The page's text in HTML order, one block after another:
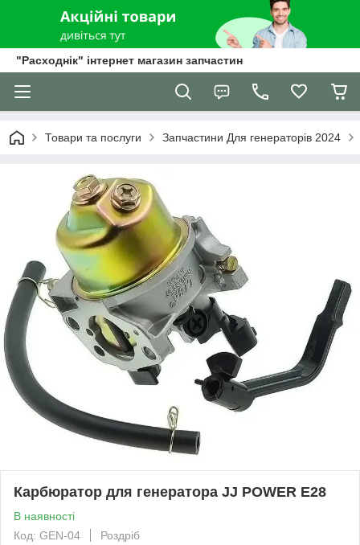
"Расходнік" інтернет магазин запчастин
Товари та послуги Запчастини Для генераторів 2024
Карбюратор для генератора JJ POWER E28
В наявності
Код: GEN-04
Роздріб